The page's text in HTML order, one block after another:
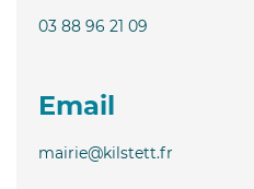
03 88 96 21 09
Email
mairie@kilstett.fr